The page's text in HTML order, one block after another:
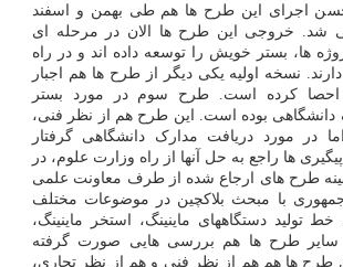
اجرای این طرح ها هم طی بهمن و اسفند
عملیاتی شد. خروجی این طرح ها الان در مرحله ای
ها، بستر خویش را توسعه داده اند و در راه
نسخه اولیه یکی دیگر از طرح ها هم اجبار
احصا کرده است. طرح سوم در مورد بستر
دانشگاهی بوده است. این طرح هم از نظر فنی،
در مورد دریافت مدارک دانشگاهی گرفتار
ها راجع به حل آنها از راه وزارت علوم، در
طرح های ارجاع شده از طرف معاونت علمی
با مبحث بلاکچین در موضوعات مختلف
تولید دستگاههای ماینینگ، استخر ماینینگ،
و سایر طرح ها هم بررسی هایی صورت گرفته
طرح ها هم هم از نظر فنی و هم از نظر تجاری،